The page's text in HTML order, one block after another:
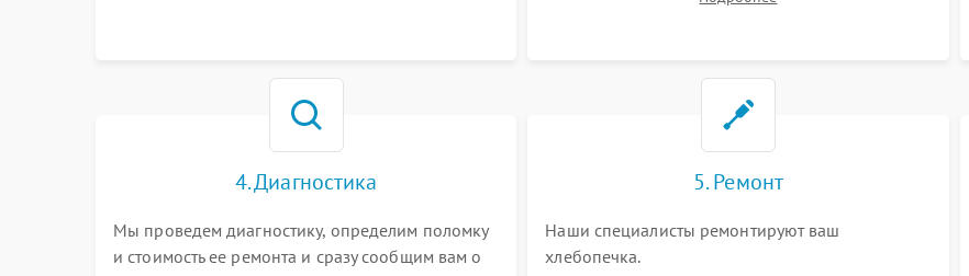
4. Диагностика
Мы проведем диагностику, определим поломку
и стоимость ее ремонта и сразу сообщим вам о
5. Ремонт
Наши специалисты ремонтируют ваш
хлебопечка.